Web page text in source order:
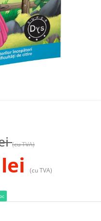
(cu TVA)
lei (cu TVA)